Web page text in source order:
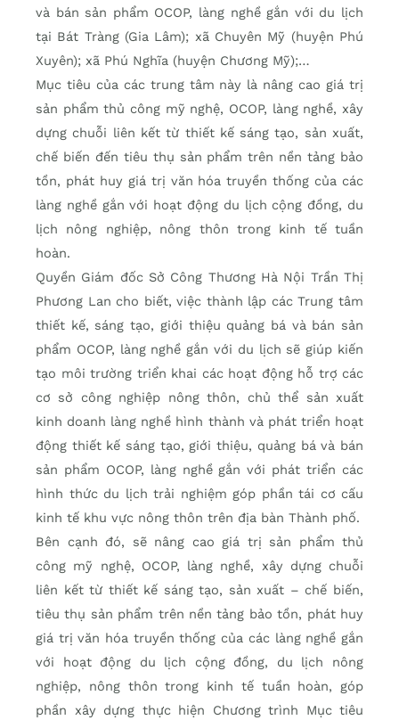
và bán sản phẩm OCOP, làng nghề gắn với du lịch
tại Bát Tràng (Gia Lâm); xã Chuyên Mỹ (huyện Phú
Xuyên); xã Phú Nghĩa (huyện Chương Mỹ);…
Mục tiêu của các trung tâm này là nâng cao giá trị
sản phẩm thủ công mỹ nghệ, OCOP, làng nghề, xây
dựng chuỗi liên kết từ thiết kế sáng tạo, sản xuất,
chế biến đến tiêu thụ sản phẩm trên nền tảng bảo
tồn, phát huy giá trị văn hóa truyền thống của các
làng nghề gắn với hoạt động du lịch cộng đồng, du
lịch nông nghiệp, nông thôn trong kinh tế tuần
hoàn.
Quyền Giám đốc Sở Công Thương Hà Nội Trần Thị
Phương Lan cho biết, việc thành lập các Trung tâm
thiết kế, sáng tạo, giới thiệu quảng bá và bán sản
phẩm OCOP, làng nghề gắn với du lịch sẽ giúp kiến
tạo môi trường triển khai các hoạt động hỗ trợ các
cơ sở công nghiệp nông thôn, chủ thể sản xuất
kinh doanh làng nghề hình thành và phát triển hoạt
động thiết kế sáng tạo, giới thiệu, quảng bá và bán
sản phẩm OCOP, làng nghề gắn với phát triển các
hình thức du lịch trải nghiệm góp phần tái cơ cấu
kinh tế khu vực nông thôn trên địa bàn Thành phố.
Bên cạnh đó, sẽ nâng cao giá trị sản phẩm thủ
công mỹ nghệ, OCOP, làng nghề, xây dựng chuỗi
liên kết từ thiết kế sáng tạo, sản xuất – chế biến,
tiêu thụ sản phẩm trên nền tảng bảo tồn, phát huy
giá trị văn hóa truyền thống của các làng nghề gắn
với hoạt động du lịch cộng đồng, du lịch nông
nghiệp, nông thôn trong kinh tế tuần hoàn, góp
phần xây dựng thực hiện Chương trình Mục tiêu